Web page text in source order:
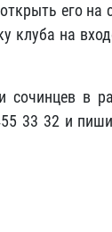
его на
клуба на
сочинцев в
33 32 и